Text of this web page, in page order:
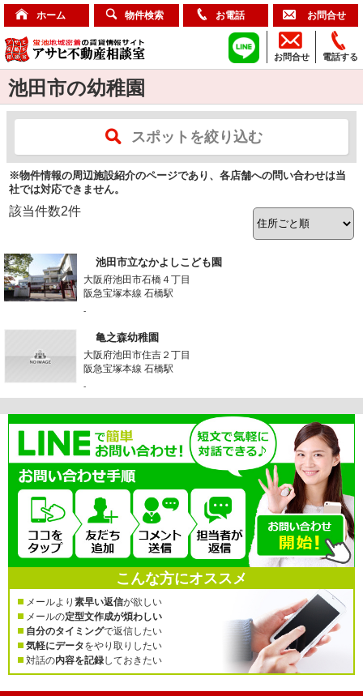
ホーム 物件検索 お電話 お問合せ
電話する
お問合せ
池田市の幼稚園
スポットを絞り込む
※物件情報の周辺施設紹介のページであり、各店舗への問い合わせは当
社では対応できません。
該当件数2件
池田市立なかよしこども園
大阪府池田市石橋４丁目
阪急宝塚本線 石橋駅
-
亀之森幼稚園
大阪府池田市住吉２丁目
阪急宝塚本線 石橋駅
-
こんな方にオススメ
メールより 素早い返信が欲しい
メールの定型文作成が煩わしい
自分のタイミングで返信したい
気軽にデータをやり取りしたい
対話の内容を記録しておきたい